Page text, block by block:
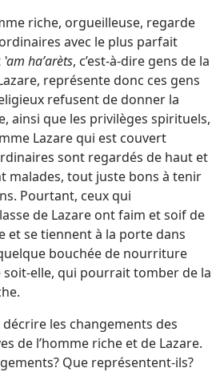
riche, orgueilleuse, regarde
avec le plus parfait
ʽam haʼarèts, c’est-à-dire gens de la
représente donc ces gens
refusent de donner la
ainsi que les privilèges spirituels,
Lazare qui est couvert
sont regardés de haut et
malades, tout juste bons à tenir
Pourtant, ceux qui
de Lazare ont faim et soif de
se tiennent à la porte dans
bouchée de nourriture
​elle, qui pourrait tomber de la
les changements des
de l’homme riche et de Lazare.
Que représentent-​ils?